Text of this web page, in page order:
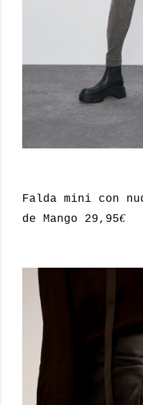
Falda mini con
de Mango 29,95€